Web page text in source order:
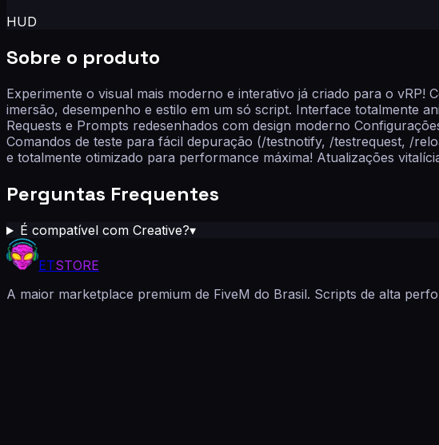
HUD
Sobre o produto
Experimente o visual mais moderno e interativo já criado para o
imersão, desempenho e estilo em um só script. Interface totalmente
Requests e Prompts redesenhados com design moderno
Comandos de teste para fácil depuração (/testnotify, /testrequest, /
e totalmente otimizado para performance máxima! Atualizações
Perguntas Frequentes
É compatível com Creative?▾
ETSTORE
A maior marketplace premium de FiveM do Brasil. Scripts de alta